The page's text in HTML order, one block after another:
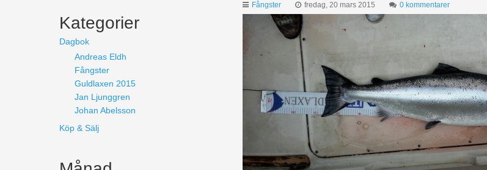
Fångster fredag, 20 mars 2015 0 kommentarer
Kategorier
Dagbok
Andreas Eldh
Fångster
Guldlaxen 2015
Jan Ljunggren
Johan Abelsson
Köp & Sälj